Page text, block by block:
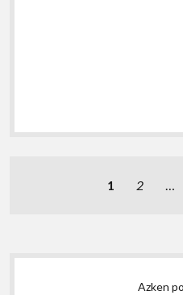
1 2 …
Sidebar
Azken